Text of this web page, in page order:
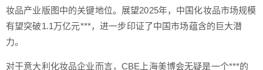
妆品产业版图中的关键地位。展望2025年，中国化妆品市场规模
有望突破1.1万亿元***，进一步印证了中国市场蕴含的巨大潜
力。
对于意大利化妆品企业而言，CBE上海美博会无疑是一个***的